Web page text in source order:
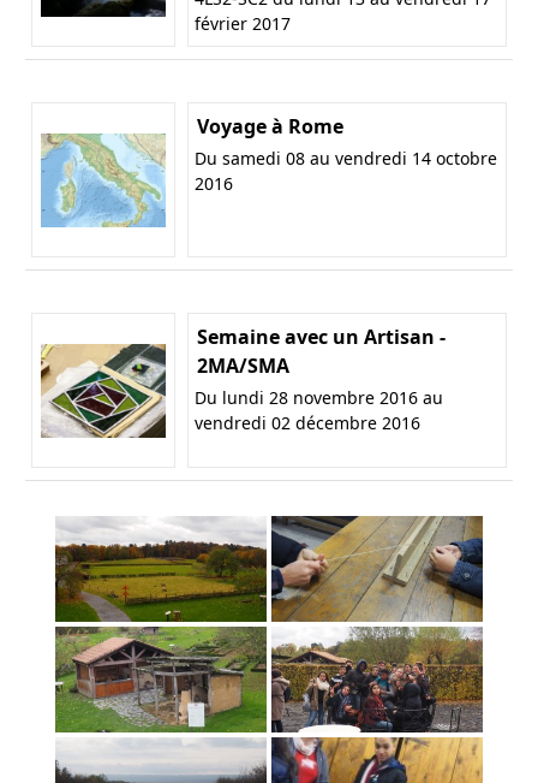
février 2017
Voyage à Rome
Du samedi 08 au vendredi 14 octobre
2016
Semaine avec un Artisan -
2MA/SMA
Du lundi 28 novembre 2016 au
vendredi 02 décembre 2016